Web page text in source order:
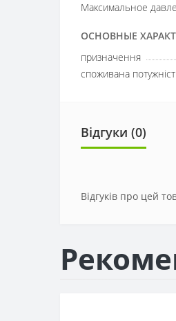
Максимальное
ОСНОВНЫЕ
призначення
споживана
Відгуки (0)
Відгуків про цей